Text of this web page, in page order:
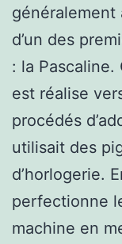
généralement
d’un des
: la
est réalise
procédés
utilisait des
d’horlogerie.
perfectionne
machine en